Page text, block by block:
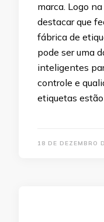
marca. Logo
destacar que
fábrica de
pode ser uma
inteligentes
controle e
etiquetas
18 DE DEZEMBRO